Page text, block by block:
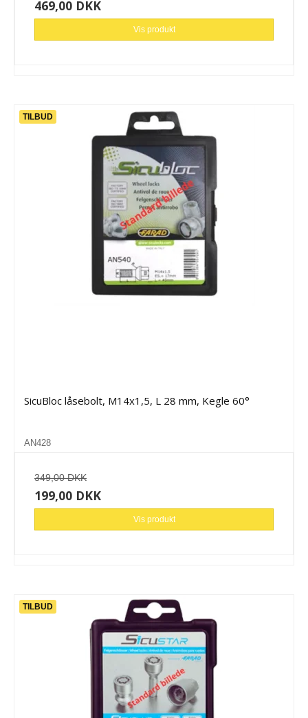
469,00 DKK
Vis produkt
TILBUD
SicuBloc låsebolt, M14x1,5, L 28 mm, Kegle 60°
AN428
349,00 DKK
199,00 DKK
Vis produkt
TILBUD